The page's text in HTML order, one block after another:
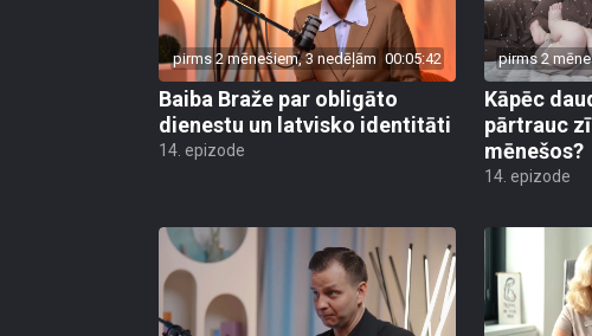
pirms 2 mēnešiem, 3 nedēļām 00:05:42
Baiba Braže par obligāto
dienestu un latvisko identitāti
14. epizode
pirms 2
Kāpēc
pārtrauc
mēnešos?
14. epizode